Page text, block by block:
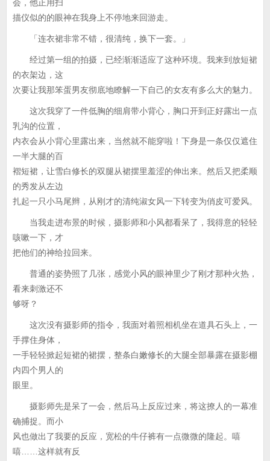
会，他正用扫
描仪似的的眼神在我身上不停地来回游走。
「连衣裙非常不错，很清纯，换下一套。」
经过第一组的拍摄，已经渐渐适应了这种环境。我来到放短裙
的衣架边，这
次要让我那笨蛋男友彻底地瞭解一下自己的女友有多么大的魅力。
这次我穿了一件低胸的细肩带小背心，胸口开到正好露出一点
乳沟的位置，
内衣会从小背心里露出来，当然就不能穿啦！下身是一条仅仅遮住
一半大腿的百
褶短裙，让雪白修长的双腿从裙摆里羞涩的伸出来。然后又把柔顺
的秀发从左边
扎起一只小马尾辫，从刚才的清纯淑女风一下转变为俏皮可爱风。
当我走进布景的时候，摄影师和小风都看呆了，我得意的轻轻
咳嗽一下，才
把他们的神给拉回来。
普通的姿势照了几张，感觉小风的眼神里少了刚才那种火热，
看来刺激还不
够呀？
这次没有摄影师的指令，我面对着照相机坐在道具石头上，一
手撑住身体，
一手轻轻掀起短裙的裙摆，整条白嫩修长的大腿全部暴露在摄影棚
内四个男人的
眼里。
摄影师先是呆了一会，然后马上反应过来，将这撩人的一幕准
确捕捉。而小
风也做出了我要的反应，宽松的牛仔裤有一点微微的隆起。嘻
嘻……这样就有反